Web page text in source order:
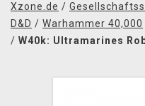
BÜCHER & COMICS
Xzone.de /
D&D / Warhammer 40,000
/ W40k: Ultramarines